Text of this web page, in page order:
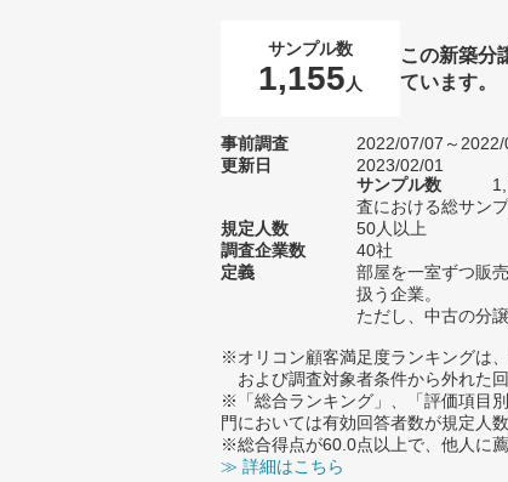
サンプル数
1,155 人
この新築分
ています。
事前調査
2022/07/07～2022/
更新日
2023/02/01
サンプル数
査における総サン
規定人数
50人以上
調査企業数
40社
定義
部屋を一室ずつ販
扱う企業。
ただし、中古の分
※オリコン顧客満足度ランキングは
および調査対象者条件から外れた
※「総合ランキング」、「評価項目
門においては有効回答者数が規定人
※総合得点が60.0点以上で、他人に
≫ 詳細はこちら